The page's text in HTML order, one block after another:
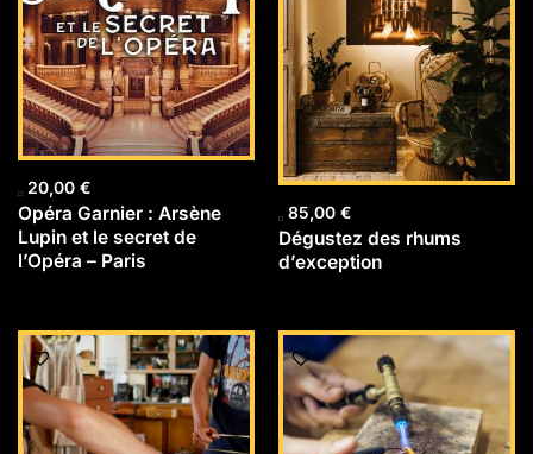
20,00 €
Opéra Garnier : Arsène
Lupin et le secret de
l’Opéra – Paris
85,00 €
Dégustez des rhums
d’exception